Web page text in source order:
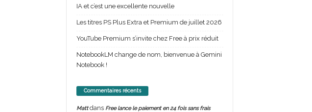
IA et c’est une excellente nouvelle
Les titres PS Plus Extra et Premium de juillet 2026
YouTube Premium s’invite chez Free à prix réduit
NotebookLM change de nom, bienvenue à Gemini
Notebook !
Commentaires récents
Mattdans Free lance le paiement en 24 fois sans frais